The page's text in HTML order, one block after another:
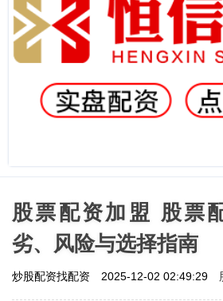
股票配资加盟 股票
劣、风险与选择指南
炒股配资找配资 2025-12-02 02:49:29